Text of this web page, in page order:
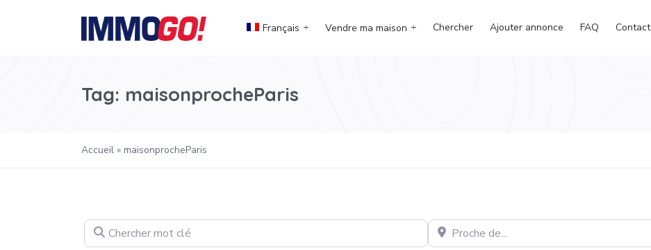
Français Vendre ma maison Chercher Ajouter annonce FAQ Contact
Tag: maisonprocheParis
Accueil » maisonprocheParis
Chercher mot clé Proche de…